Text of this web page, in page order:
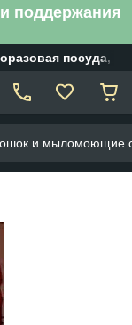
поддержания
посуда,
и мыломоющие